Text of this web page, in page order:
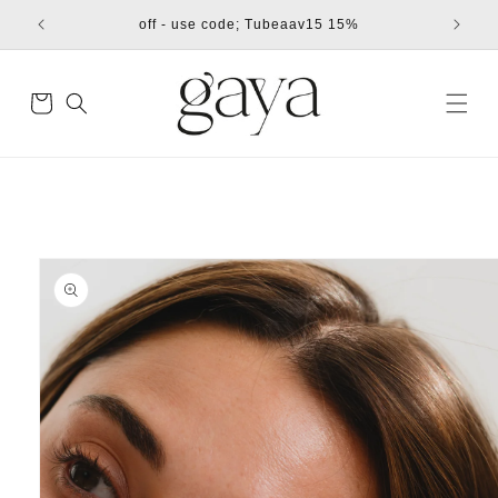
דילוג
לתוכן
15% off - use code; Tubeaav15
קניות